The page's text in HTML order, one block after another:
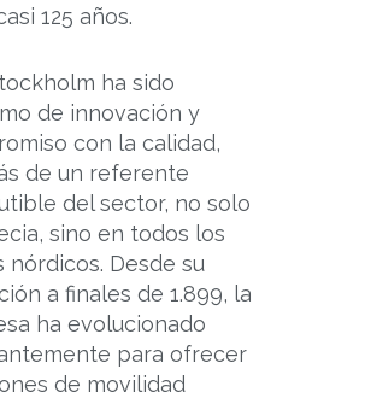
125 años.
ha sido
de innovación y
con la calidad,
de un referente
del sector, no solo
sino en todos los
nórdicos. Desde su
a finales de 1.899, la
ha evolucionado
para ofrecer
de movilidad